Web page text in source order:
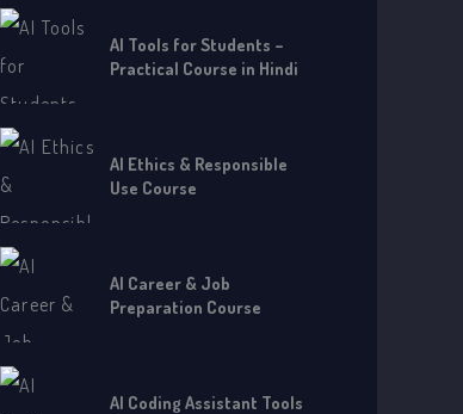
AI Tools for Students –
Practical Course in Hindi
AI Ethics & Responsible
Use Course
AI Career & Job
Preparation Course
AI Coding Assistant Tools